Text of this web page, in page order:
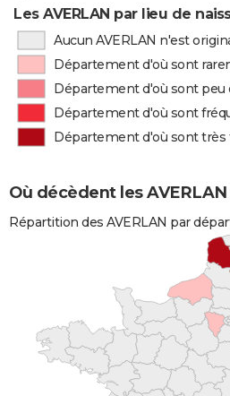
Les AVERLAN par lieu de
Aucun AVERLAN n'est
Département d'où sont
Département d'où sont peu
Département d'où sont
Département d'où sont très
Où décèdent les AVERLAN
Répartition des AVERLAN par